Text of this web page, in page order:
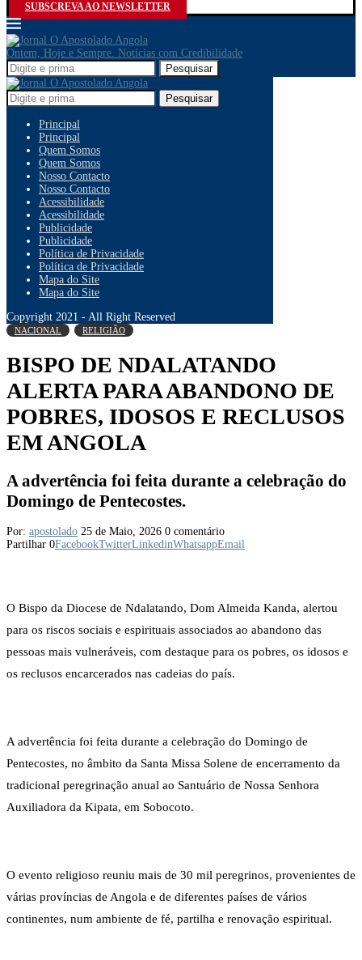
SUBSCREVA AO NEWSLETTER
Ontem, Hoje e Sempre. Notícias com Credibilidade
Pesquisar
Pesquisar
Principal
Principal
Quem Somos
Quem Somos
Nosso Contacto
Nosso Contacto
Acessibilidade
Acessibilidade
Publicidade
Publicidade
Política de Privacidade
Política de Privacidade
Mapa do Site
Mapa do Site
Copyright 2021 - All Right Reserved
NACIONAL RELIGIÃO
BISPO DE NDALATANDO
ALERTA PARA ABANDONO DE
POBRES, IDOSOS E RECLUSOS
EM ANGOLA
A advertência foi feita durante a celebração do
Domingo de Pentecostes.
Por: apostolado 25 de Maio, 2026 0 comentário
Partilhar 0FacebookTwitterLinkedinWhatsappEmail
O Bispo da Diocese de Ndalatando, Dom Almeida Kanda, alertou
para os riscos sociais e espirituais associados ao abandono das
pessoas mais vulneráveis, com destaque para os pobres, os idosos e
os reclusos encarcerados nas cadeias do país.
A advertência foi feita durante a celebração do Domingo de
Pentecostes, no âmbito da Santa Missa Solene de encerramento da
tradicional peregrinação anual ao Santuário de Nossa Senhora
Auxiliadora da Kipata, em Sobocoto.
O evento religioso reuniu mais de 30 mil peregrinos, provenientes de
várias províncias de Angola e de diferentes países de vários
continentes, num ambiente de fé, partilha e renovação espiritual.